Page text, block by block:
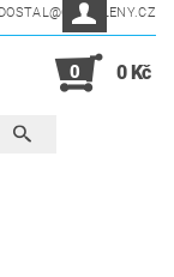
0 0 Kč